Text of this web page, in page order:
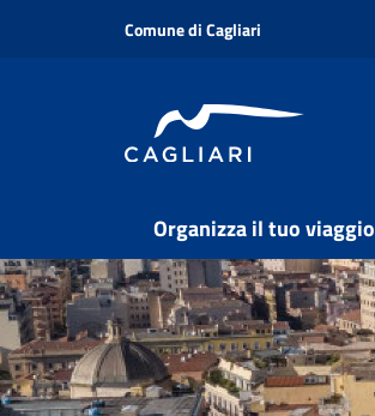
Comune di Cagliari
Organizza il tuo viaggio